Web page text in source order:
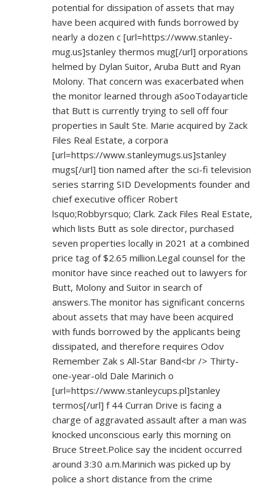
potential for dissipation of assets that may
have been acquired with funds borrowed by
nearly a dozen c [url=https://www.stanley-
mug.us]stanley thermos mug[/url] orporations
helmed by Dylan Suitor, Aruba Butt and Ryan
Molony. That concern was exacerbated when
the monitor learned through aSooTodayarticle
that Butt is currently trying to sell off four
properties in Sault Ste. Marie acquired by Zack
Files Real Estate, a corpora
[url=https://www.stanleymugs.us]stanley
mugs[/url] tion named after the sci-fi television
series starring SID Developments founder and
chief executive officer Robert
lsquo;Robbyrsquo; Clark. Zack Files Real Estate,
which lists Butt as sole director, purchased
seven properties locally in 2021 at a combined
price tag of $2.65 million.Legal counsel for the
monitor have since reached out to lawyers for
Butt, Molony and Suitor in search of
answers.The monitor has significant concerns
about assets that may have been acquired
with funds borrowed by the applicants being
dissipated, and therefore requires Odov
Remember Zak s All-Star Band<br /> Thirty-
one-year-old Dale Marinich o
[url=https://www.stanleycups.pl]stanley
termos[/url] f 44 Curran Drive is facing a
charge of aggravated assault after a man was
knocked unconscious early this morning on
Bruce Street.Police say the incident occurred
around 3:30 a.m.Marinich was picked up by
police a short distance from the crime